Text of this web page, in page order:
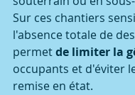
Sur ces chantiers
l'absence totale de
permet de limiter la
occupants et d'éviter
remise en état.